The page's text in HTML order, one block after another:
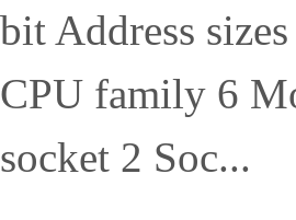
bit Address
CPU family 6
socket 2 Soc...